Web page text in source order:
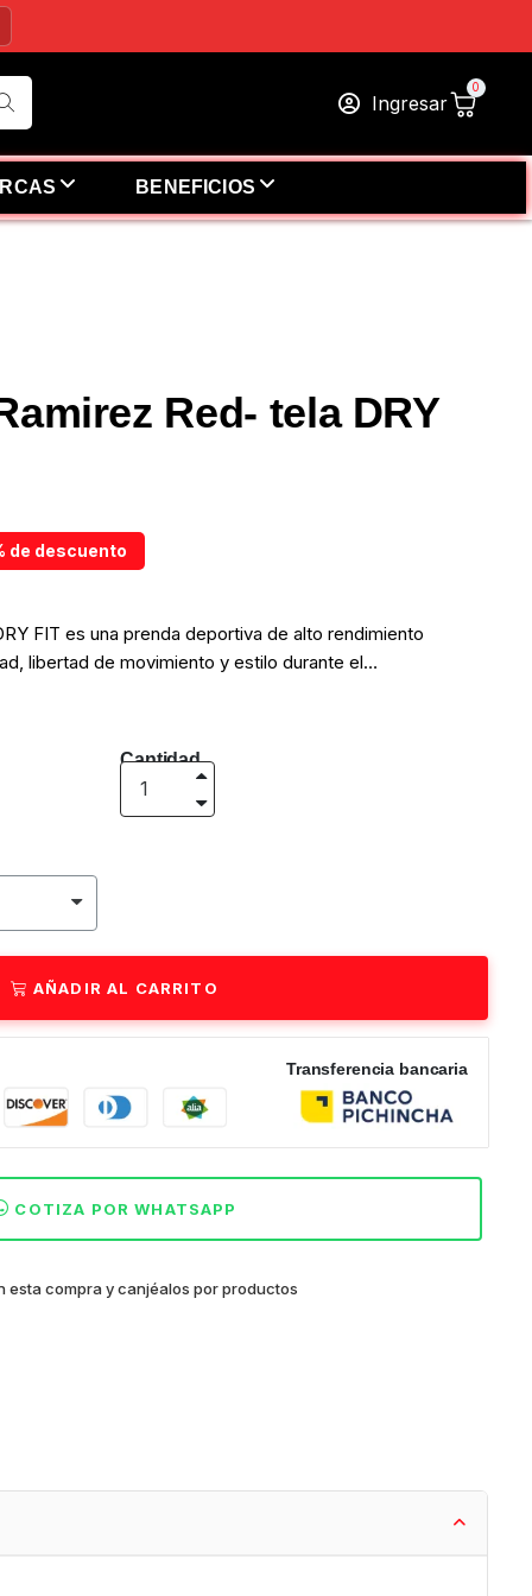
Ingresar
BENEFICIOS
Red- tela DRY
de descuento
FIT es una prenda deportiva de alto rendimiento
libertad de movimiento y estilo durante el
Cantidad
AÑADIR AL CARRITO
Transferencia bancaria
COTIZA POR WHATSAPP
esta compra y canjéalos por productos